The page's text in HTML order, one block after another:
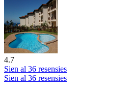
4.7
Sien al 36 resensies
Sien al 36 resensies